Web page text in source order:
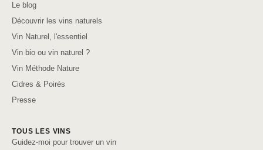
Le blog
Découvrir les vins naturels
Vin Naturel, l'essentiel
Vin bio ou vin naturel ?
Vin Méthode Nature
Cidres & Poirés
Presse
TOUS LES VINS
Guidez-moi pour trouver un vin